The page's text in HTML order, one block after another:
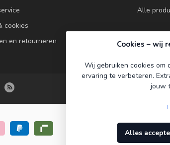
cookies
en retourneren
Alle
Cookies – wij
Wij gebruiken cookies
ervaring te verbeteren.
jouw
Alles